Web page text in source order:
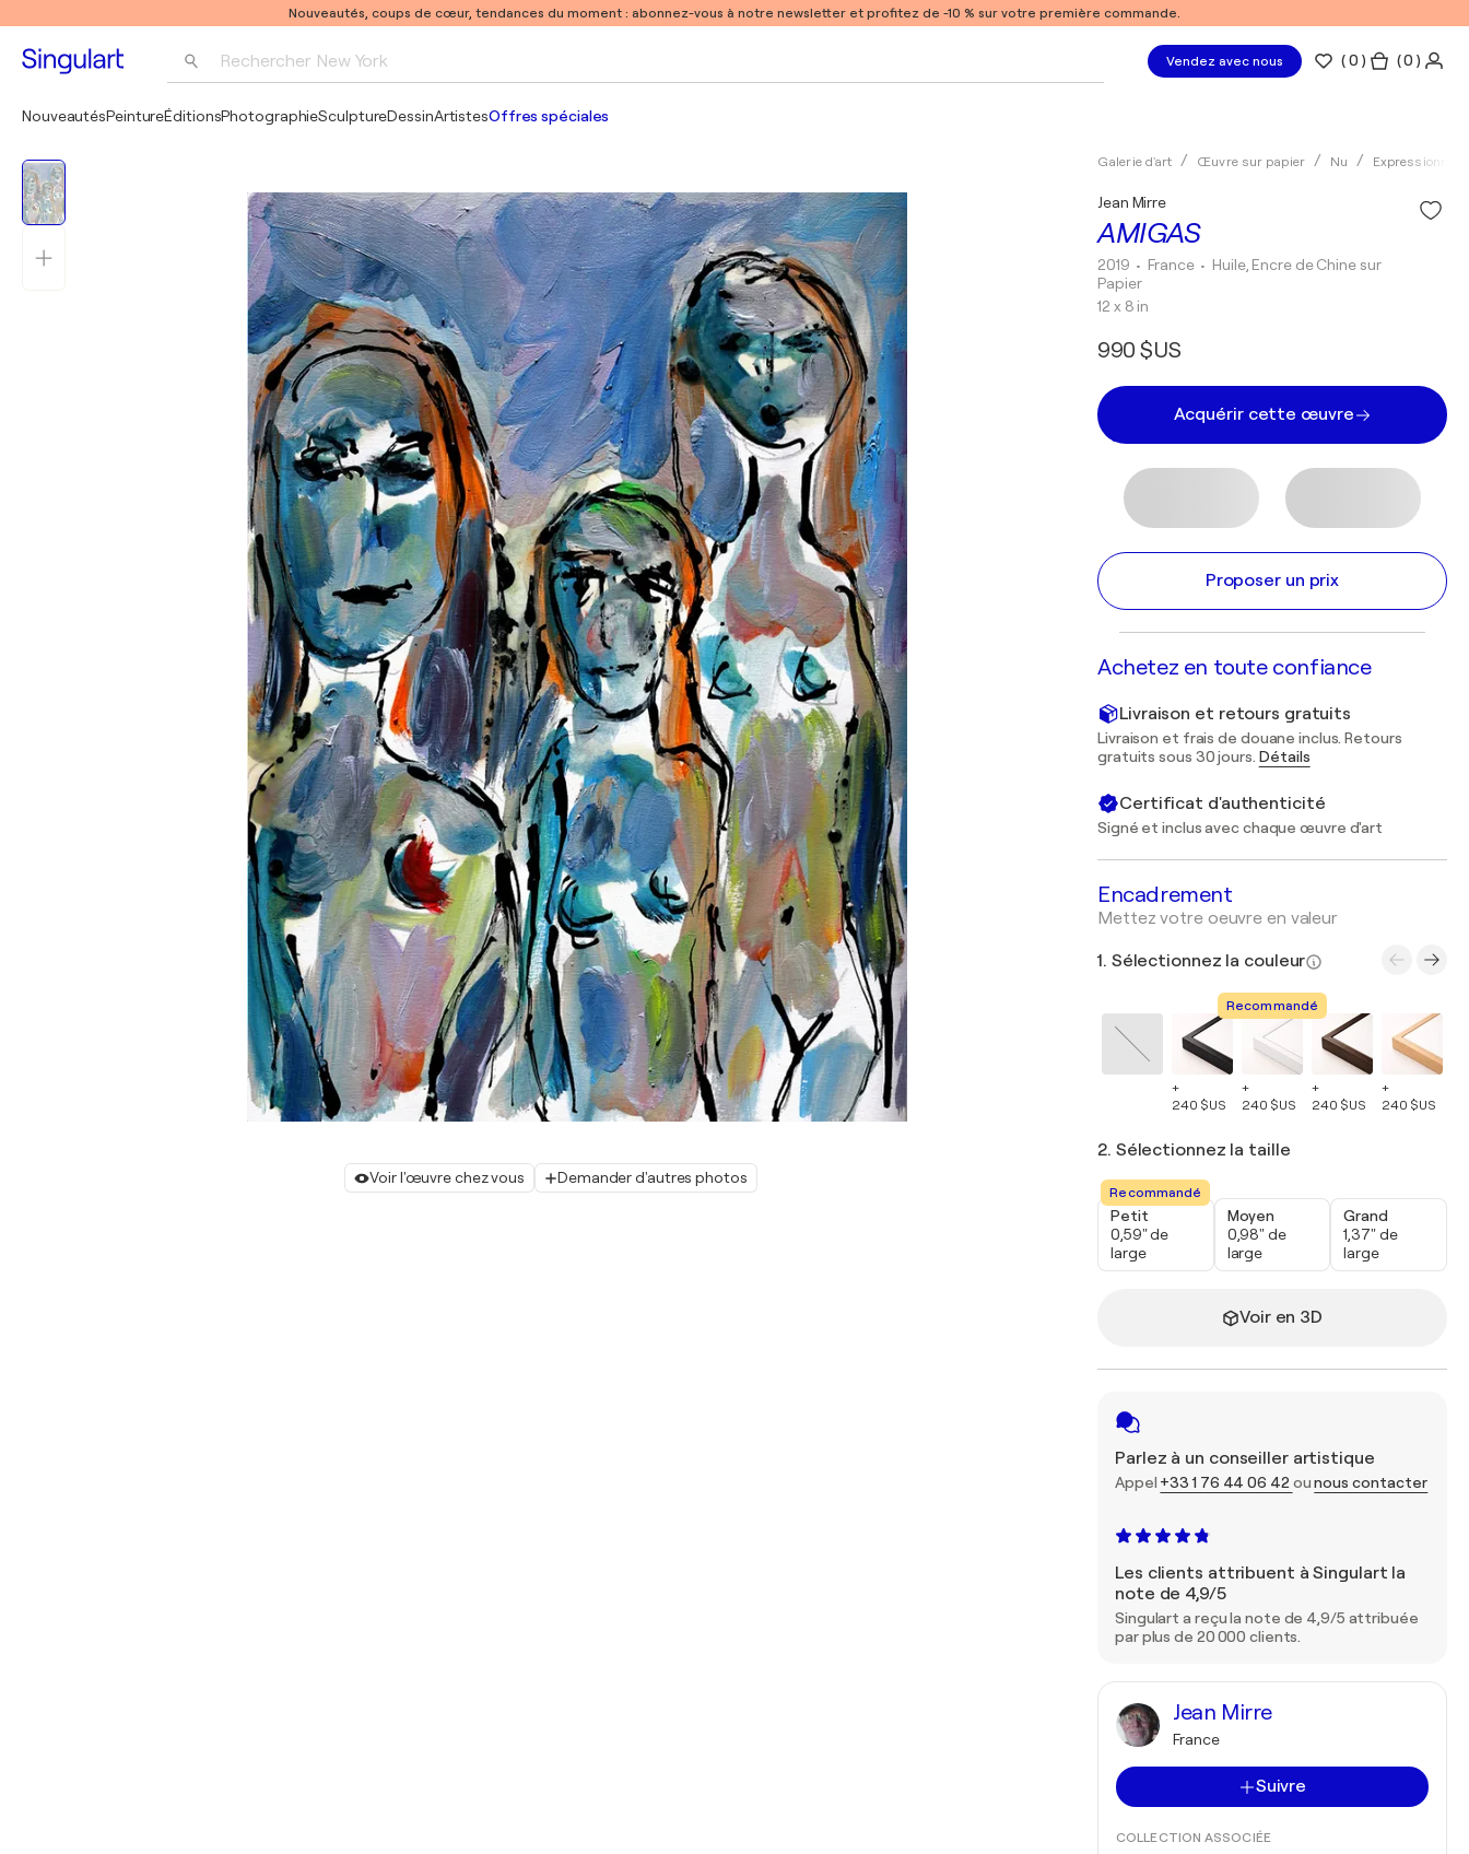
Nouveautés, coups de cœur, tendances du moment : abonnez-vous à notre newsletter et profitez de -10 % sur votre première commande.
Rechercher New York
Pablo Picasso
Vendez avec nous (0 ) ( 0 )
NouveautésPeintureÉditionsPhotographieSculptureDessinArtistesOffres spéciales
Voir l'œuvre chez vous Demander d'autres photos
Galerie d'art Œuvre sur papier Nu
AMIGAS
Jean Mirre
2019 • France • Huile, Encre de Chine sur
Papier
12 x 8 in
990 $US
Acquérir cette œuvre
Proposer un prix
Achetez en toute confiance
Livraison et retours gratuits
Livraison et frais de douane inclus. Retours
gratuits sous 30 jours. Détails
Certificat d'authenticité
Signé et inclus avec chaque œuvre d'art
Encadrement
Mettez votre oeuvre en valeur
1. Sélectionnez la couleur
+
240 $US
Recommandé
+
240 $US
+
240 $US
+
240 $US
2. Sélectionnez la taille
Recommandé
Petit
0,59" de
large
Moyen
0,98" de
large
Grand
1,37" de
large
Voir en 3D
Parlez à un conseiller artistique
Appel +33 1 76 44 06 42 ounous contacter
Les clients attribuent à Singulart la
note de 4,9/5
Singulart a reçu la note de 4,9/5 attribuée
par plus de 20 000 clients.
Jean Mirre
France
Suivre
COLLECTION ASSOCIÉE